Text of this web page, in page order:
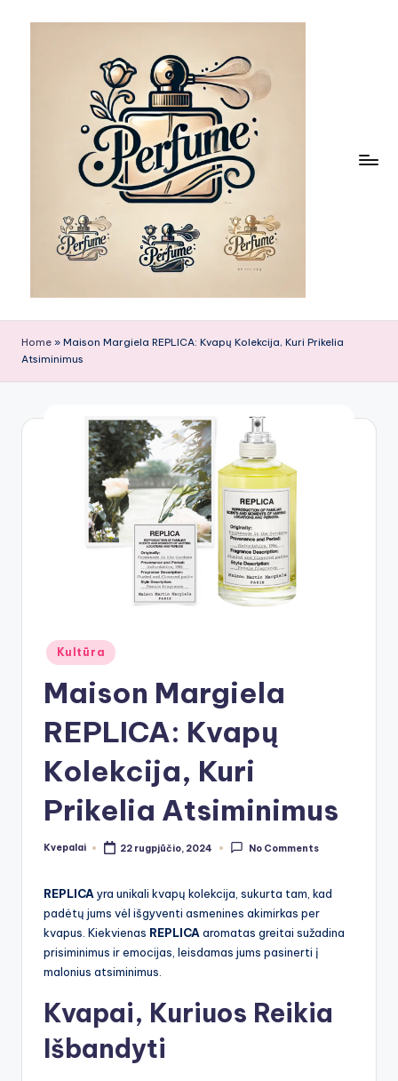
Home » Maison Margiela REPLICA: Kvapų Kolekcija, Kuri Prikelia
Atsiminimus
Posted
in
Kultūra
Maison Margiela
REPLICA: Kvapų
Kolekcija, Kuri
Prikelia Atsiminimus
Posted
Kvepalai 22 rugpjūčio, 2024 No Comments
REPLICA yra unikali kvapų kolekcija, sukurta tam, kad
padėtų jums vėl išgyventi asmenines akimirkas per
kvapus. Kiekvienas REPLICA aromatas greitai sužadina
prisiminimus ir emocijas, leisdamas jums pasinerti į
malonius atsiminimus.
Kvapai, Kuriuos Reikia
Išbandyti